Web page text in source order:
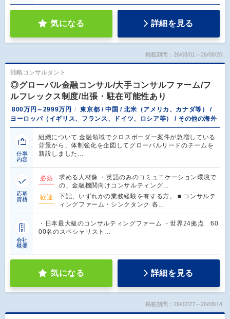
気になる 詳細を見る
掲載期間：26/08/01～26/08/20
戦略コンサルタント
◎グローバル金融コンサル/大手コンサルファーム/フ
ルフレックス制度/出張・駐在可能性あり
800万円～2999万円
東京都 / 中国 / 北米（アメリカ、カナダ等） /
ヨーロッパ（イギリス、フランス、ドイツ、ロシア等） / その他の海外
仕事
内容
組織について 金融領域でクロスボーダー案件が急増している
背景から、体制強化を企図してグローバルリードのチームを
新設しました…
応募
資格
必須
求める人材像 ・英語のみのコミュニケーション環境で
の、金融機関向けコンサルティング…
歓迎
下記、いずれかの業務経験を有する方。 ■ コンサルテ
ィングファーム・シンクタンク 各…
会社
概要
・日本最大級のコンサルティングファーム ・世界24拠点 60
00名のスペシャリスト…
気になる 詳細を見る
掲載期間：26/07/27～26/08/14